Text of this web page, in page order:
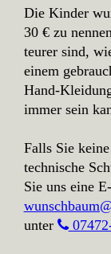
Die Kinder
30 € zu
teurer sind,
einem
Hand-
immer sein
Falls Sie
technische
Sie uns eine
unter